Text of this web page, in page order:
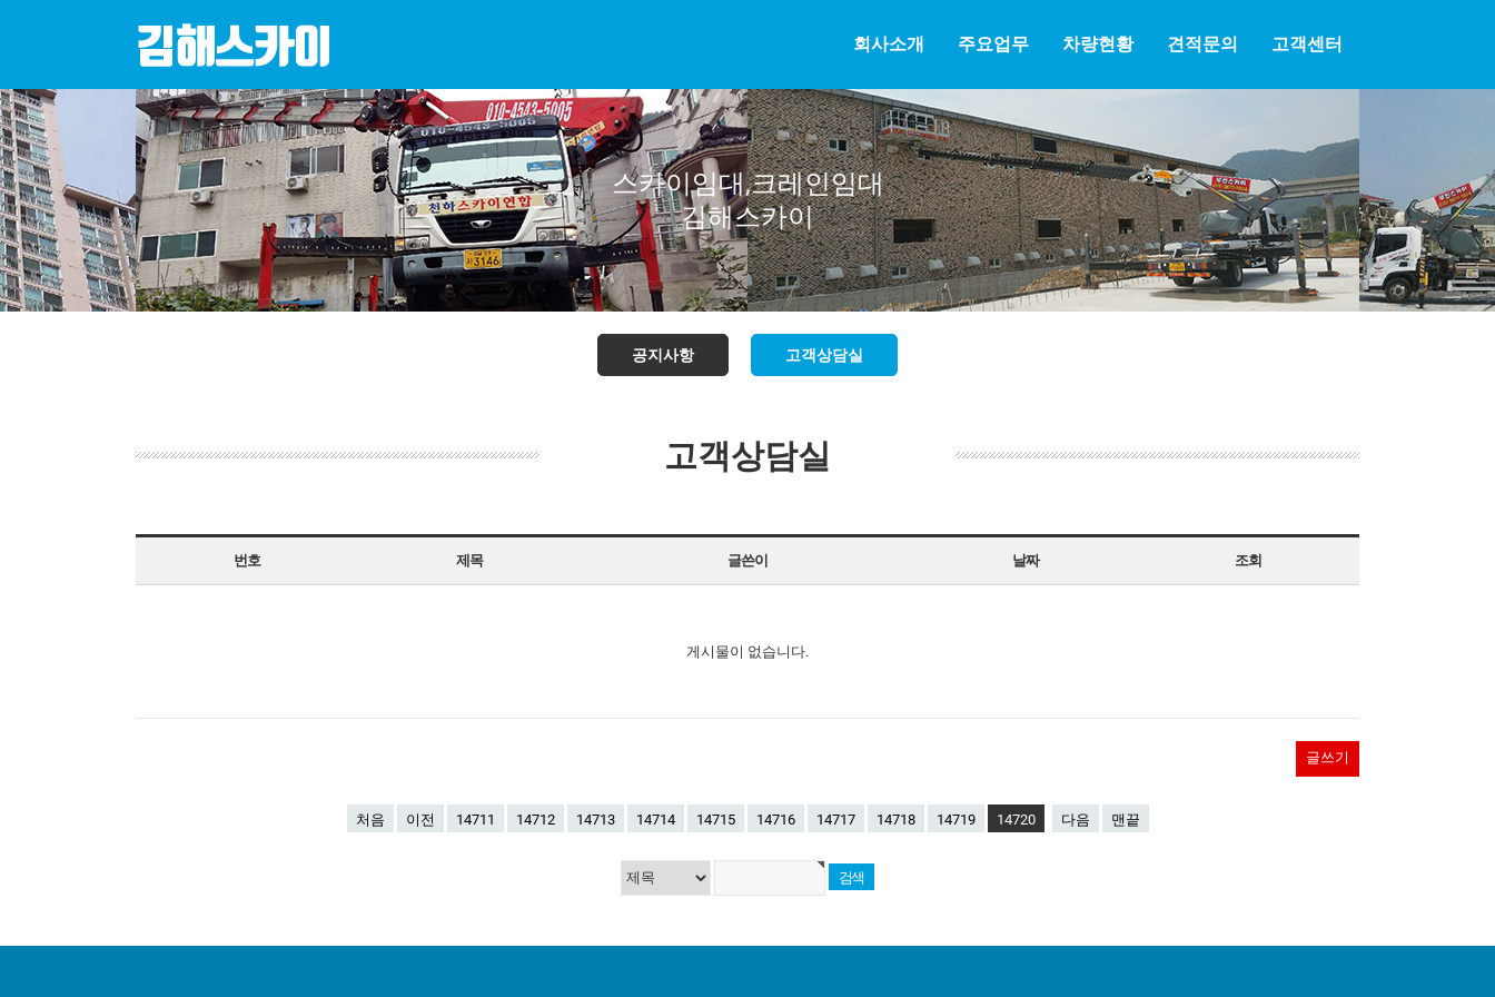
회사소개 주요업무 차량현황 견적문의 고객센터
스카이임대,크레인임대
김해스카이
공지사항 고객상담실
고객상담실
번호 제목 글쓴이 날짜 조회
게시물이 없습니다.
글쓰기
처음 이전 14711 14712 14713 14714 14715 14716 14717 14718 14719 14720 다음 맨끝